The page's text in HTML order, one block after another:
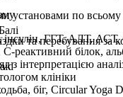
інсулін, ГГТ, АЛТ,
реактивний білок,
інтерпретацією
клініки
біг, Circular
установами по всьому
та перебування за